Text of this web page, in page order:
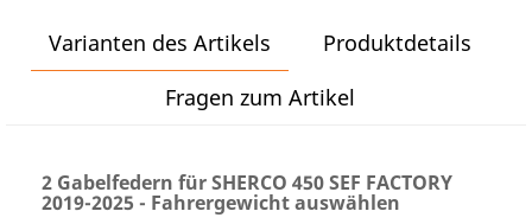
Varianten des Artikels
Produktdetails
Fragen zum Artikel
2 Gabelfedern für SHERCO 450 SEF FACTORY
2019-2025 - Fahrergewicht auswählen